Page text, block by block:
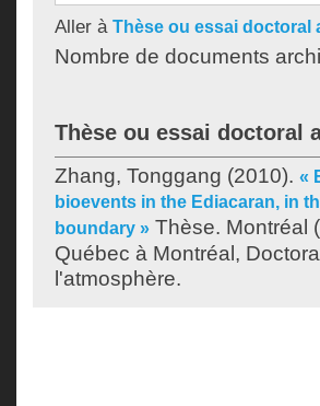
Aller à Thèse ou essai doctoral
Nombre de documents
Thèse ou essai doctoral
Zhang, Tonggang (2010). «
bioevents in the Ediacaran, in
boundary » Thèse. Montréal
Québec à Montréal,
l'atmosphère.